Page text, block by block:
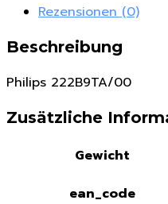
Rezensionen (0)
Beschreibung
Philips 222B9TA/00
Zusätzliche
Gewicht
ean_code